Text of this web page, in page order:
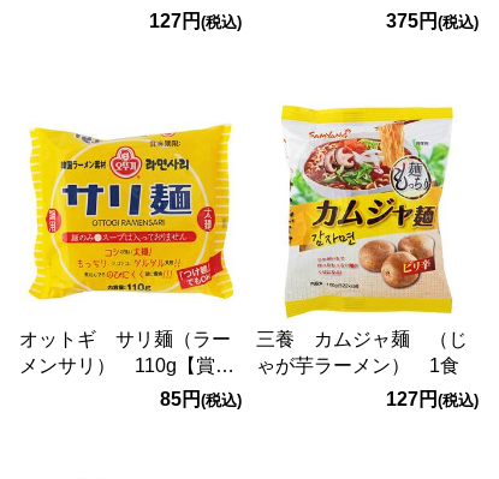
127円(税込)
375円 (税込)
オットギ サリ麺（ラー
メンサリ） 110g【賞味
期限：2027/1/15】85円(税込)
三養 カムジャ麺 （じ
ゃが芋ラーメン） 1食
127円 (税込)